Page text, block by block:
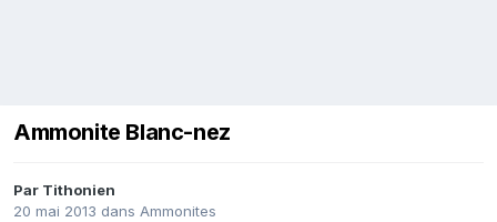
Ammonite Blanc-nez
Par Tithonien
20 mai 2013 dans Ammonites